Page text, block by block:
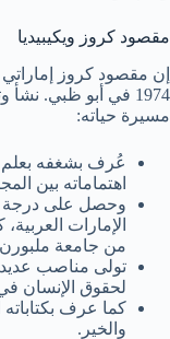
مقصود كروز ويكيبيديا
إن مقصود كروز
1974 في أبو ظبي.
مسيرة حياته:
عُرف بشغفه بعلم
اهتماماته بين
وحصل على درجة
الإمارات
من جامعة ملبورن
تولى مناصب
لحقوق الإنسان
كما عرف
والخير.